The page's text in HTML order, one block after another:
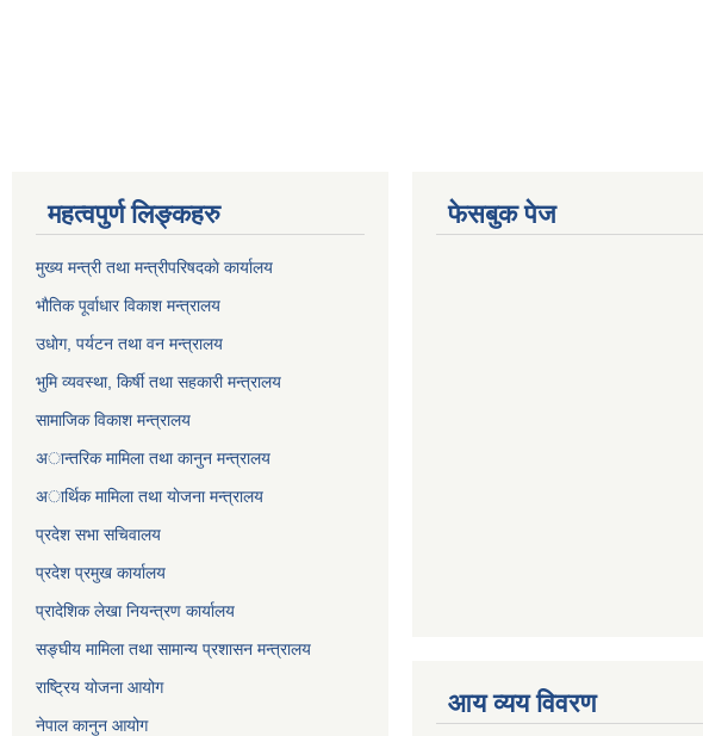
महत्वपुर्ण लिङ्कहरु
मुख्य मन्त्री तथा मन्त्रीपरिषदकाे कार्यालय
भाैतिक पूर्वाधार विकाश मन्त्रालय
उधाेग, पर्यटन तथा वन मन्त्रालय
भुमि व्यवस्था, किर्षी तथा सहकारी मन्त्रालय
सामाजिक विकाश मन्त्रालय
अान्तरिक मामिला तथा कानुन मन्त्रालय
अार्थिक मामिला तथा याेजना मन्त्रालय
प्रदेश सभा सचिवालय
प्रदेश प्रमुख कार्यालय
प्रादेशिक लेखा नियन्त्रण कार्यालय
सङ्‍घीय मामिला तथा सामान्य प्रशासन मन्त्रालय
राष्ट्रिय योजना आयोग
नेपाल कानुन आयोग
फेसबुक पेज
आय व्यय विवरण